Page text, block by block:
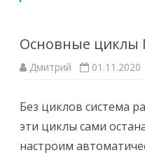
Основные циклы
Дмитрий 01.11.2020
Без циклов система
эти циклы сами
настроим